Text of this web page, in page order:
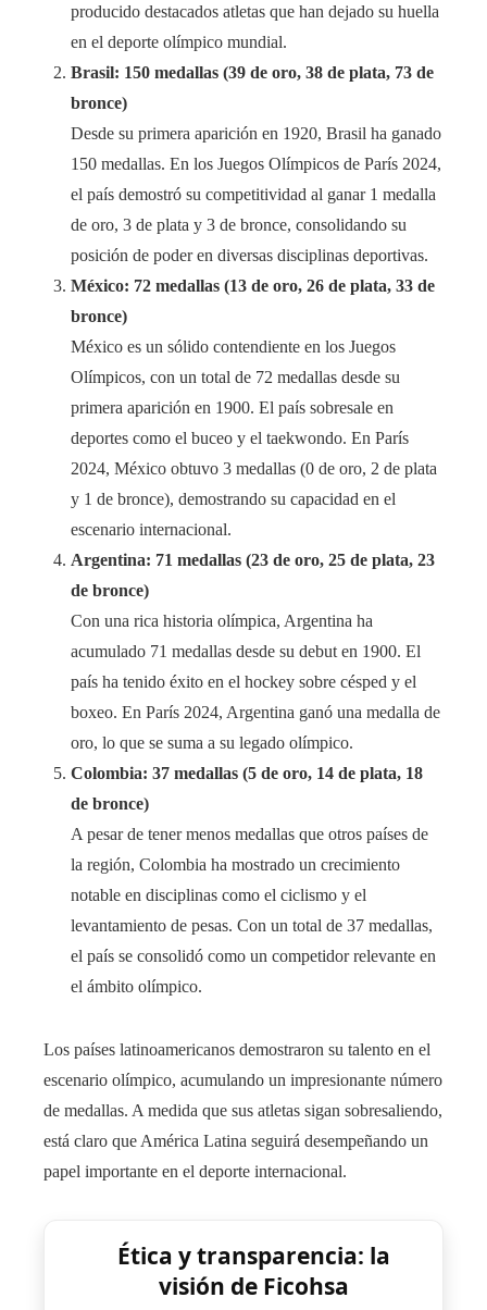
producido destacados atletas que han dejado su huella
en el deporte olímpico mundial.
Brasil: 150 medallas (39 de oro, 38 de plata, 73 de
bronce)
Desde su primera aparición en 1920, Brasil ha ganado
150 medallas. En los Juegos Olímpicos de París 2024,
el país demostró su competitividad al ganar 1 medalla
de oro, 3 de plata y 3 de bronce, consolidando su
posición de poder en diversas disciplinas deportivas.
México: 72 medallas (13 de oro, 26 de plata, 33 de
bronce)
México es un sólido contendiente en los Juegos
Olímpicos, con un total de 72 medallas desde su
primera aparición en 1900. El país sobresale en
deportes como el buceo y el taekwondo. En París
2024, México obtuvo 3 medallas (0 de oro, 2 de plata
y 1 de bronce), demostrando su capacidad en el
escenario internacional.
Argentina: 71 medallas (23 de oro, 25 de plata, 23
de bronce)
Con una rica historia olímpica, Argentina ha
acumulado 71 medallas desde su debut en 1900. El
país ha tenido éxito en el hockey sobre césped y el
boxeo. En París 2024, Argentina ganó una medalla de
oro, lo que se suma a su legado olímpico.
Colombia: 37 medallas (5 de oro, 14 de plata, 18
de bronce)
A pesar de tener menos medallas que otros países de
la región, Colombia ha mostrado un crecimiento
notable en disciplinas como el ciclismo y el
levantamiento de pesas. Con un total de 37 medallas,
el país se consolidó como un competidor relevante en
el ámbito olímpico.
Los países latinoamericanos demostraron su talento en el
escenario olímpico, acumulando un impresionante número
de medallas. A medida que sus atletas sigan sobresaliendo,
está claro que América Latina seguirá desempeñando un
papel importante en el deporte internacional.
Ética y transparencia: la
visión de Ficohsa